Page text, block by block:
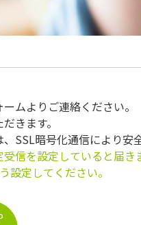
ムよりご連絡ください。
きます。
SSL暗号化通信により安
信を設定していると届き
定してください。